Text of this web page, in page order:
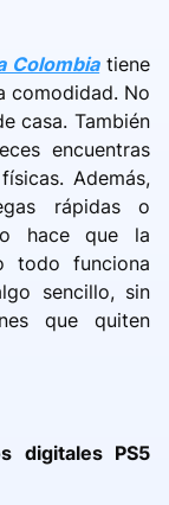
Colombiatiene
comodidad. No
casa. También
encuentras
Además,
rápidas o
hace que la
todo funciona
sencillo, sin
que quiten
digitales PS5